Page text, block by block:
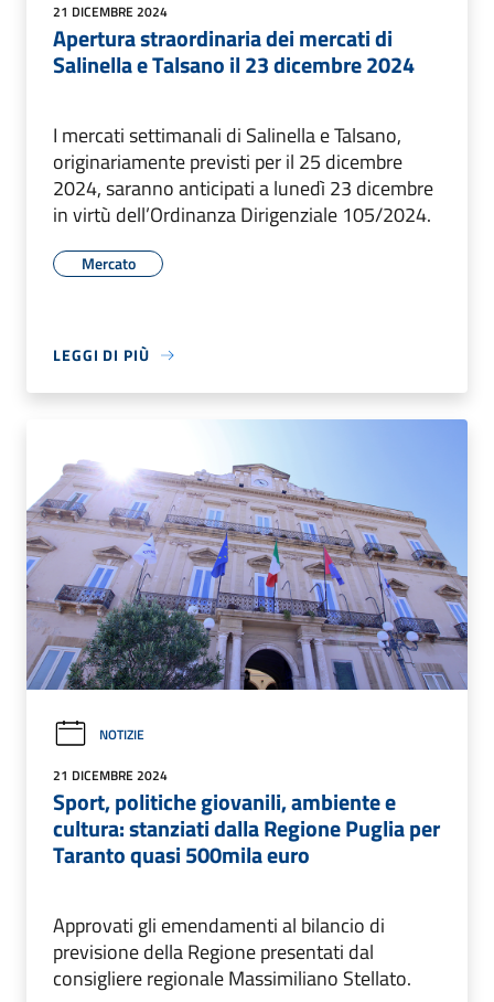
21 DICEMBRE 2024
Apertura straordinaria dei mercati di
Salinella e Talsano il 23 dicembre 2024
I mercati settimanali di Salinella e Talsano,
originariamente previsti per il 25 dicembre
2024, saranno anticipati a lunedì 23 dicembre
in virtù dell’Ordinanza Dirigenziale 105/2024.
Mercato
LEGGI DI PIÙ
NOTIZIE
21 DICEMBRE 2024
Sport, politiche giovanili, ambiente e
cultura: stanziati dalla Regione Puglia per
Taranto quasi 500mila euro
Approvati gli emendamenti al bilancio di
previsione della Regione presentati dal
consigliere regionale Massimiliano Stellato.